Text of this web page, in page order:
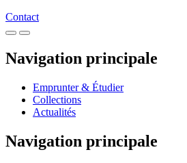
Contact
Navigation principale
Emprunter & Étudier
Collections
Actualités
Navigation principale